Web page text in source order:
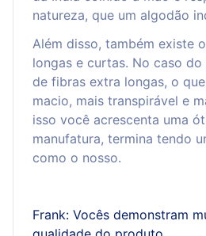
natureza, que um algodão
Além disso, também existe
longas e curtas. No caso
de fibras extra longas, o
macio, mais transpirável e
isso você acrescenta uma
manufatura, termina tendo
como o nosso.
Frank: Vocês demonstram